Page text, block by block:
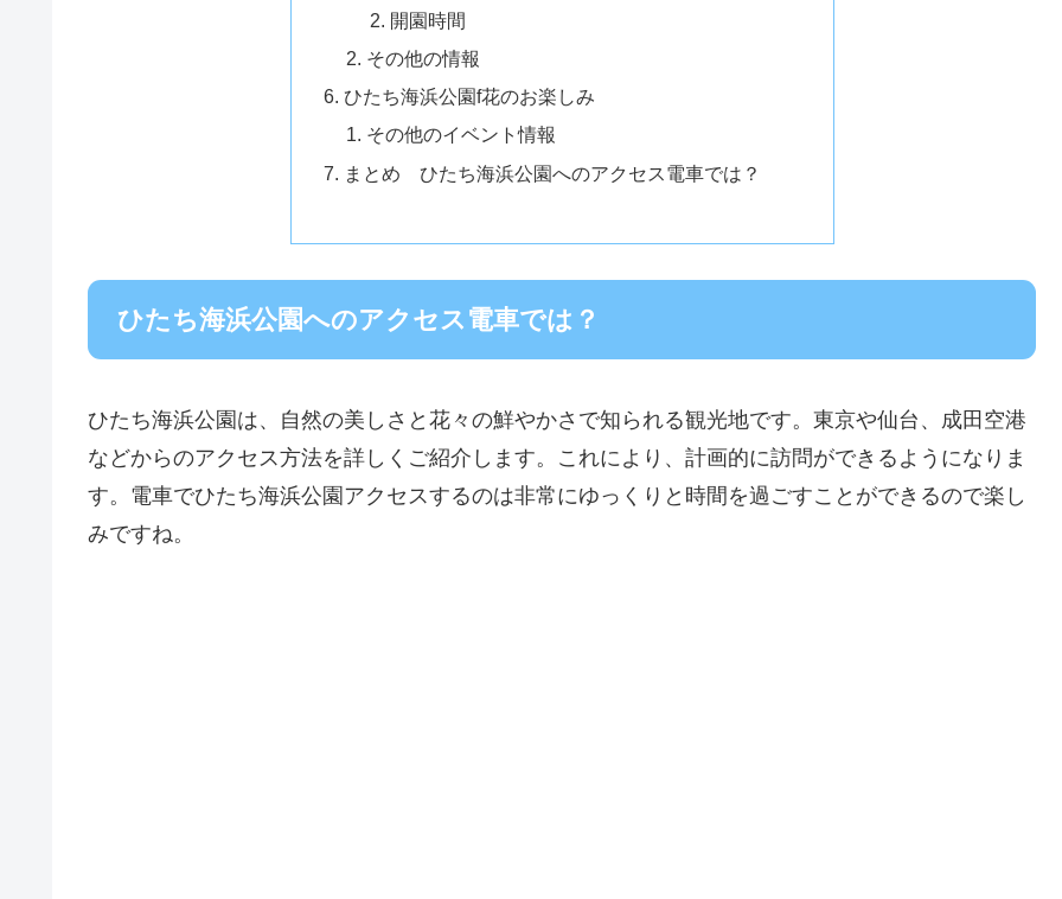
開園時間
その他の情報
ひたち海浜公園f花のお楽しみ
その他のイベント情報
まとめ ひたち海浜公園へのアクセス電車では？
ひたち海浜公園へのアクセス電車では？
ひたち海浜公園は、自然の美しさと花々の鮮やかさで知られる観光地です。東京や仙台、成田空港
などからのアクセス方法を詳しくご紹介します。これにより、計画的に訪問ができるようになりま
す。電車でひたち海浜公園アクセスするのは非常にゆっくりと時間を過ごすことができるので楽し
みですね。